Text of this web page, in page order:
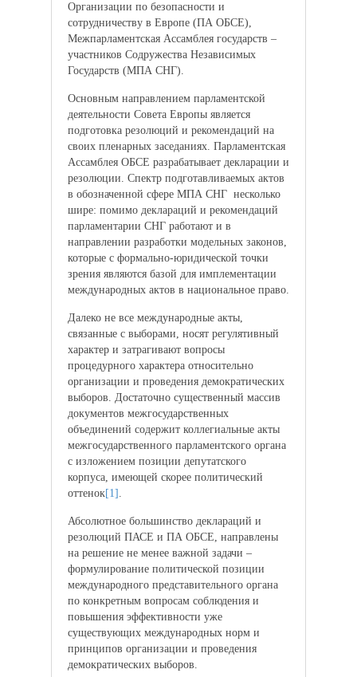
Организации по безопасности и
сотрудничеству в Европе (ПА ОБСЕ),
Межпарламентская Ассамблея государств –
участников Содружества Независимых
Государств (МПА СНГ).
Основным направлением парламентской
деятельности Совета Европы является
подготовка резолюций и рекомендаций на
своих пленарных заседаниях. Парламентская
Ассамблея ОБСЕ разрабатывает декларации и
резолюции. Спектр подготавливаемых актов
в обозначенной сфере МПА СНГ несколько
шире: помимо деклараций и рекомендаций
парламентарии СНГ работают и в
направлении разработки модельных законов,
которые с формально-юридической точки
зрения являются базой для имплементации
международных актов в национальное право.
Далеко не все международные акты,
связанные с выборами, носят регулятивный
характер и затрагивают вопросы
процедурного характера относительно
организации и проведения демократических
выборов. Достаточно существенный массив
документов межгосударственных
объединений содержит коллегиальные акты
межгосударственного парламентского органа
с изложением позиции депутатского
корпуса, имеющей скорее политический
оттенок[1] .
Абсолютное большинство деклараций и
резолюций ПАСЕ и ПА ОБСЕ, направлены
на решение не менее важной задачи –
формулирование политической позиции
международного представительного органа
по конкретным вопросам соблюдения и
повышения эффективности уже
существующих международных норм и
принципов организации и проведения
демократических выборов.